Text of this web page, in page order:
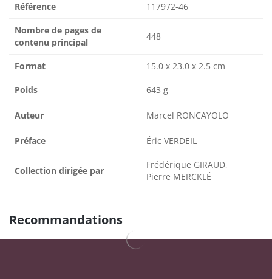
Référence 117972-46
Nombre de pages de
contenu principal
448
Format 15.0 x 23.0 x 2.5 cm
Poids 643 g
Auteur Marcel RONCAYOLO
Préface Éric VERDEIL
Collection dirigée par
Frédérique GIRAUD,
Pierre MERCKLÉ
Recommandations